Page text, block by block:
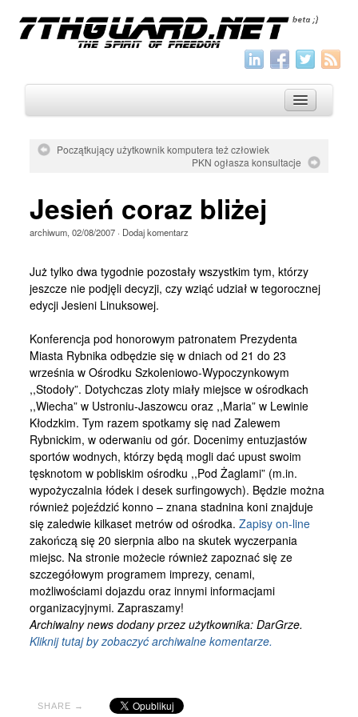
Archiwum
Wszystko
Artykuły
Krótkie
Jak pisać
Kontakt
Początkujący użytkownik komputera też człowiek
PKN ogłasza konsultacje
Jesień coraz bliżej
archiwum, 02/08/2007· Dodaj komentarz
Już tylko dwa tygodnie pozostały wszystkim tym, którzy
jeszcze nie podjęli decyzji, czy wziąć udział w tegorocznej
edycji Jesieni Linuksowej.
Konferencja pod honorowym patronatem Prezydenta
Miasta Rybnika odbędzie się w dniach od 21 do 23
września w Ośrodku Szkoleniowo-Wypoczynkowym
,,Stodoły”. Dotychczas zloty miały miejsce w ośrodkach
,,Wiecha” w Ustroniu-Jaszowcu oraz ,,Maria” w Lewinie
Kłodzkim. Tym razem spotkamy się nad Zalewem
Rybnickim, w oderwaniu od gór. Docenimy entuzjastów
sportów wodnych, którzy będą mogli dać upust swoim
tęsknotom w pobliskim ośrodku ,,Pod Żaglami” (m.in.
wypożyczalnia łódek i desek surfingowych). Będzie można
również pojeździć konno – znana stadnina koni znajduje
się zaledwie kilkaset metrów od ośrodka. Zapisy on-line
zakończą się 20 sierpnia albo na skutek wyczerpania
miejsc. Na stronie możecie również zapoznać się ze
szczegółowym programem imprezy, cenami,
możliwościami dojazdu oraz innymi informacjami
organizacyjnymi. Zapraszamy!
Archiwalny news dodany przez użytkownika: DarGrze.
Kliknij tutaj by zobaczyć archiwalne komentarze.
SHARE →